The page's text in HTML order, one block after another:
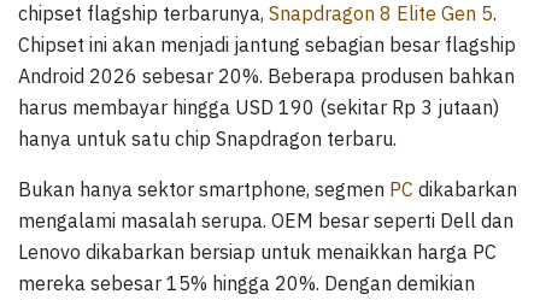
chipset flagship terbarunya, Snapdragon 8 Elite Gen 5.
Chipset ini akan menjadi jantung sebagian besar flagship
Android 2026 sebesar 20%. Beberapa produsen bahkan
harus membayar hingga USD 190 (sekitar Rp 3 jutaan)
hanya untuk satu chip Snapdragon terbaru.
Bukan hanya sektor smartphone, segmen PC dikabarkan
mengalami masalah serupa. OEM besar seperti Dell dan
Lenovo dikabarkan bersiap untuk menaikkan harga PC
mereka sebesar 15% hingga 20%. Dengan demikian